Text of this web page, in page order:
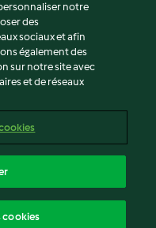
notre
des
sociaux et afin
également des
sur notre site avec
et de réseaux
cookies